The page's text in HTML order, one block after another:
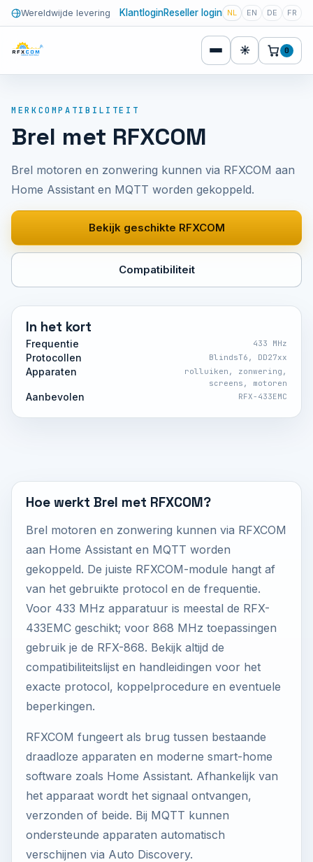
Wereldwijde levering KlantloginReseller login NL EN DE FR
☀ 0
MERKCOMPATIBILITEIT
Brel met RFXCOM
Brel motoren en zonwering kunnen via RFXCOM aan
Home Assistant en MQTT worden gekoppeld.
Bekijk geschikte RFXCOM
Compatibiliteit
In het kort
Frequentie 433 MHz
Protocollen BlindsT6, DD27xx
Apparaten
rolluiken, zonwering,
screens, motoren
Aanbevolen RFX-433EMC
Hoe werkt Brel met RFXCOM?
Brel motoren en zonwering kunnen via RFXCOM
aan Home Assistant en MQTT worden
gekoppeld. De juiste RFXCOM-module hangt af
van het gebruikte protocol en de frequentie.
Voor 433 MHz apparatuur is meestal de RFX-
433EMC geschikt; voor 868 MHz toepassingen
gebruik je de RFX-868. Bekijk altijd de
compatibiliteitslijst en handleidingen voor het
exacte protocol, koppelprocedure en eventuele
beperkingen.
RFXCOM fungeert als brug tussen bestaande
draadloze apparaten en moderne smart-home
software zoals Home Assistant. Afhankelijk van
het apparaat wordt het signaal ontvangen,
verzonden of beide. Bij MQTT kunnen
ondersteunde apparaten automatisch
verschijnen via Auto Discovery.